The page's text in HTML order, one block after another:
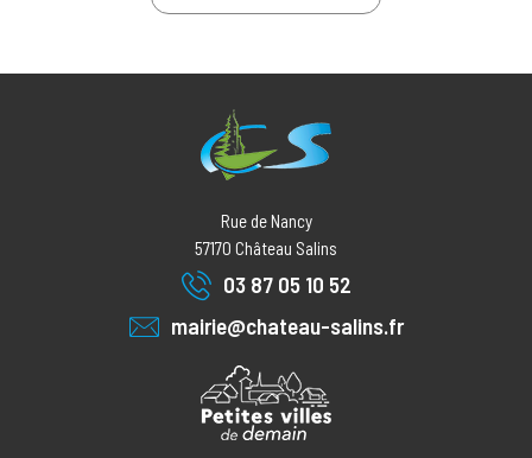
Rue de Nancy
57170 Château Salins
03 87 05 10 52
mairie@chateau-salins.fr